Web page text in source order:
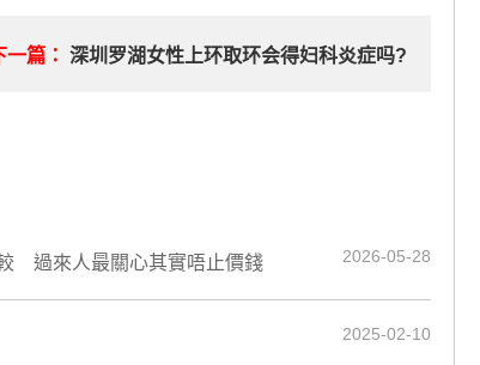
一篇： 深圳罗湖女性上环取环会得妇科炎症吗?
過來人最關心其實唔止價錢 2026-05-28
2025-02-10